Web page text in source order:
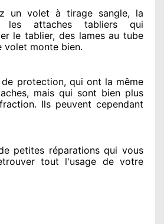
un volet à tirage sangle, la
les attaches tabliers qui
le tablier, des lames au tube
volet monte bien.
de protection, qui ont la même
mais qui sont bien plus
Ils peuvent cependant
petites réparations qui vous
tout l'usage de votre